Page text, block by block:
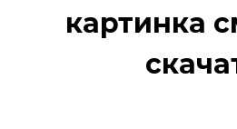
картинка